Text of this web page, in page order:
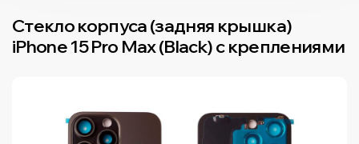
Стекло корпуса (задняя крышка)
iPhone 15 Pro Max (Black) с креплениями